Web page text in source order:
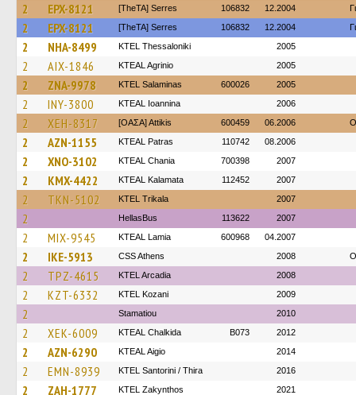
2 EPX-8121 [TheTA] Serres 106832 12.2004
2 EPX-8121 [TheTA] Serres 106832 12.2004
2 NHA-8499 KTEL Thessaloniki 2005
2 AIX-1846 KTEAL Agrinio 2005
2 ZNA-9978 KTEL Salaminas 600026 2005
2 INY-3800 KTEAL Ioannina 2006
2 XEH-8317 [ΟΑΣΑ] Αttikis 600459 06.2006
2 AZN-1155 KTEAL Patras 110742 08.2006
2 XNO-3102 KTEAL Chania 700398 2007
2 KMX-4422 KTEAL Kalamata 112452 2007
2 TKN-5102 ΚΤΕL Τrikala 2007
2 HellasBus 113622 2007
2 MIX-9545 KTEAL Lamia 600968 04.2007
2 IKE-5913 CSS Athens 2008
2 TPZ-4615 KTEL Arcadia 2008
2 KZT-6332 ΚΤΕL Kozani 2009
2 Stamatiou 2010
2 XEK-6009 KTEAL Chalkida B073 2012
2 AZN-6290 KTEAL Aigio 2014
2 EMN-8939 KTEL Santorini / Thira 2016
2 ZAH-1777 KTEL Zakynthos 2021